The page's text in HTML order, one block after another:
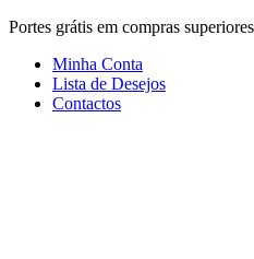
Portes grátis em compras
Minha Conta
Lista de Desejos
Contactos